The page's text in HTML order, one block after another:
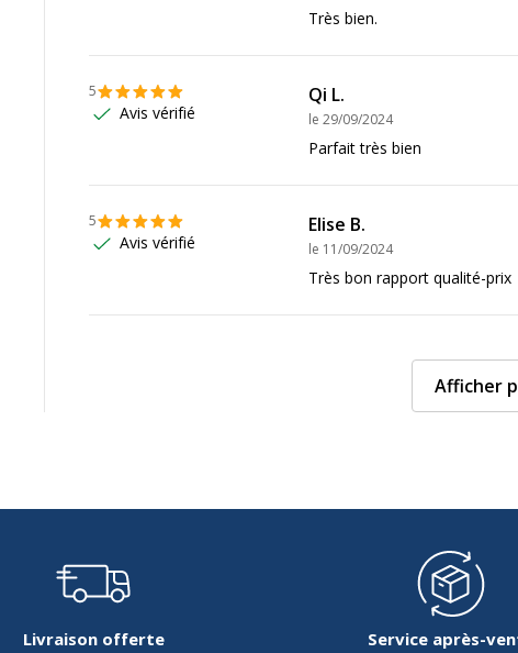
Très bien.
5
Avis vérifié
Qi L.
le 29/09/2024
Parfait très bien
5
Avis vérifié
Elise B.
le 11/09/2024
Très bon rapport qualité-prix
Afficher
Livraison offerte
Service après-